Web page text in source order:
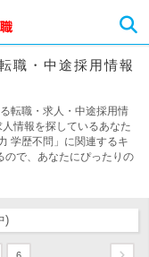
職・中途採用情報
転職・求人・中途採用情
情報を探しているあなた
学歴不問」に関連するキ
ので、あなたにぴったりの
)